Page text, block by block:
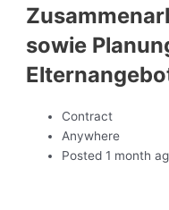
sowie
Contract
Anywhere
Posted 1 month